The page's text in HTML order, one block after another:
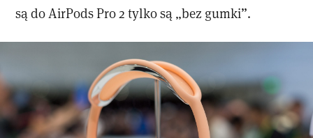
są do AirPods Pro 2 tylko są „bez gumki”.